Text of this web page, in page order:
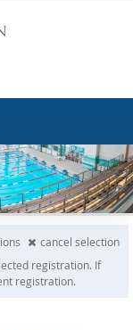
cancel selection
registration. If
registration.